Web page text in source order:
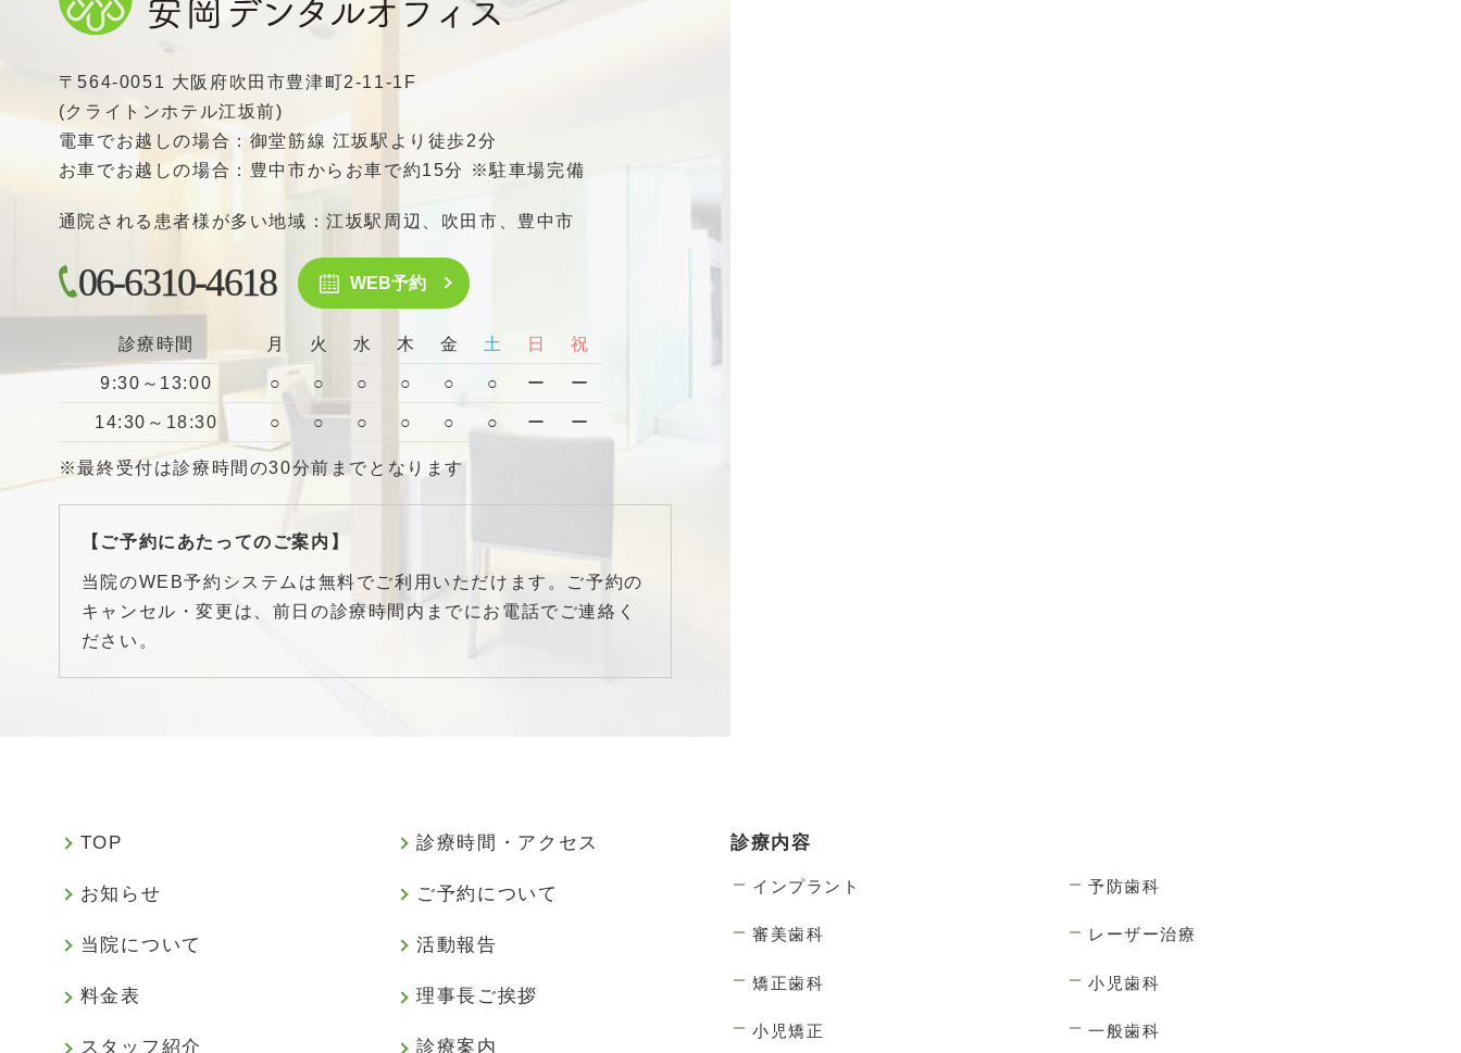
〒564-0051 大阪府吹田市豊津町2-11-1F
(クライトンホテル江坂前)
電車でお越しの場合：御堂筋線 江坂駅より徒歩2分
お車でお越しの場合：豊中市からお車で約15分 ※駐車場完備
通院される患者様が多い地域：江坂駅周辺、吹田市、豊中市
06-6310-4618 WEB予約
診療時間 月 火 水 木 金 土 日 祝
9:30～13:00 ○ ○ ○ ○ ○ ○ ー ー
14:30～18:30 ○ ○ ○ ○ ○ ○ ー ー
※最終受付は診療時間の30分前までとなります
【ご予約にあたってのご案内】
当院のWEB予約システムは無料でご利用いただけます。ご予約の
キャンセル・変更は、前日の診療時間内までにお電話でご連絡く
ださい。
TOP 診療時間・アクセス
お知らせ ご予約について
当院について 活動報告
料金表 理事長ご挨拶
スタッフ紹介 診療案内
診療内容
インプラント 予防歯科
審美歯科 レーザー治療
矯正歯科 小児歯科
小児矯正 一般歯科